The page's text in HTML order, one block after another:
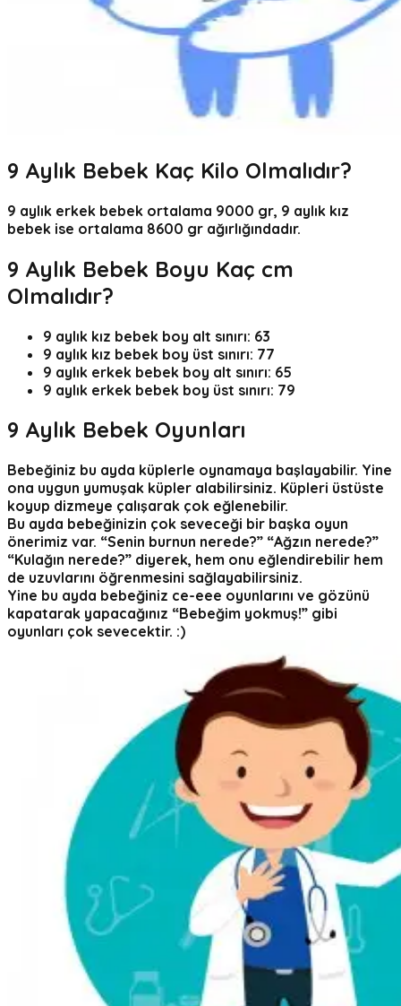
9 Aylık Bebek Kaç Kilo Olmalıdır?
9 aylık erkek bebek ortalama 9000 gr, 9 aylık kız
bebek ise ortalama 8600 gr ağırlığındadır.
9 Aylık Bebek Boyu Kaç cm
Olmalıdır?
9 aylık kız bebek boy alt sınırı: 63
9 aylık kız bebek boy üst sınırı: 77
9 aylık erkek bebek boy alt sınırı: 65
9 aylık erkek bebek boy üst sınırı: 79
9 Aylık Bebek Oyunları
Bebeğiniz bu ayda küplerle oynamaya başlayabilir. Yine
ona uygun yumuşak küpler alabilirsiniz. Küpleri üstüste
koyup dizmeye çalışarak çok eğlenebilir.
Bu ayda bebeğinizin çok seveceği bir başka oyun
önerimiz var. “Senin burnun nerede?” “Ağzın nerede?”
“Kulağın nerede?” diyerek, hem onu eğlendirebilir hem
de uzuvlarını öğrenmesini sağlayabilirsiniz.
Yine bu ayda bebeğiniz ce-eee oyunlarını ve gözünü
kapatarak yapacağınız “Bebeğim yokmuş!” gibi
oyunları çok sevecektir. :)